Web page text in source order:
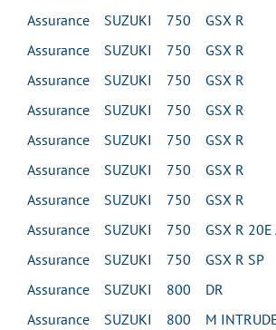
Assurance SUZUKI 750 GSX R
Assurance SUZUKI 750 GSX R
Assurance SUZUKI 750 GSX R
Assurance SUZUKI 750 GSX R
Assurance SUZUKI 750 GSX R
Assurance SUZUKI 750 GSX R
Assurance SUZUKI 750 GSX R
Assurance SUZUKI 750 GSX R 20E
Assurance SUZUKI 750 GSX R SP
Assurance SUZUKI 800 DR
Assurance SUZUKI 800 M